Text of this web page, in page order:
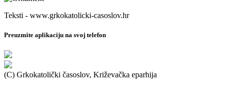
Teksti - www.grkokatolicki-casoslov.hr
Preuzmite aplikaciju na svoj telefon
(C) Grkokatolički časoslov, Križevačka eparhija